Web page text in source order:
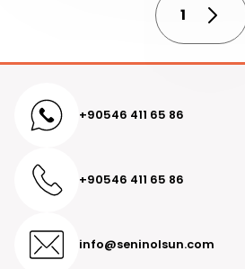
1
+90546 411 65 86
+90546 411 65 86
info@seninolsun.com